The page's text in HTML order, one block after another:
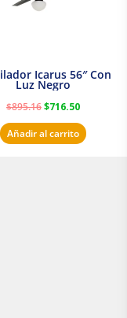
Icarus 56″ Con
Luz Negro
$895.16$716.50
Añadir al carrito